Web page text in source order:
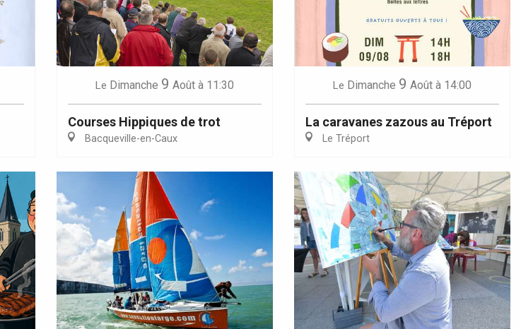
Le Dimanche 9 Août à 11:30
Courses Hippiques de trot
Bacqueville-en-Caux
Le Dimanche 9 Août à 14:00
La caravanes zazous au Tréport
Le Tréport